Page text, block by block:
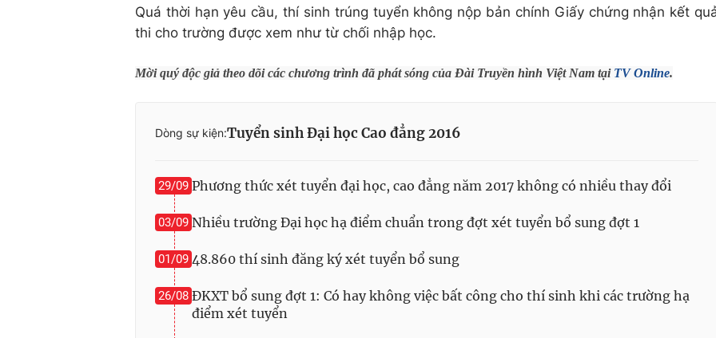
Quá thời hạn yêu cầu, thí sinh trúng tuyển không nộp bản chính Giấy chứng nhận kết
thi cho trường được xem như từ chối nhập học.
Mời quý độc giả theo dõi các chương trình đã phát sóng của Đài Truyền hình Việt Nam tại TV Online.
Dòng sự kiện:Tuyển sinh Đại học Cao đẳng 2016
29/09 Phương thức xét tuyển đại học, cao đẳng năm 2017 không có nhiều thay đổi
03/09 Nhiều trường Đại học hạ điểm chuẩn trong đợt xét tuyển bổ sung đợt 1
01/09 48.860 thí sinh đăng ký xét tuyển bổ sung
26/08 ĐKXT bổ sung đợt 1: Có hay không việc bất công cho thí sinh khi các trường hạ
điểm xét tuyển